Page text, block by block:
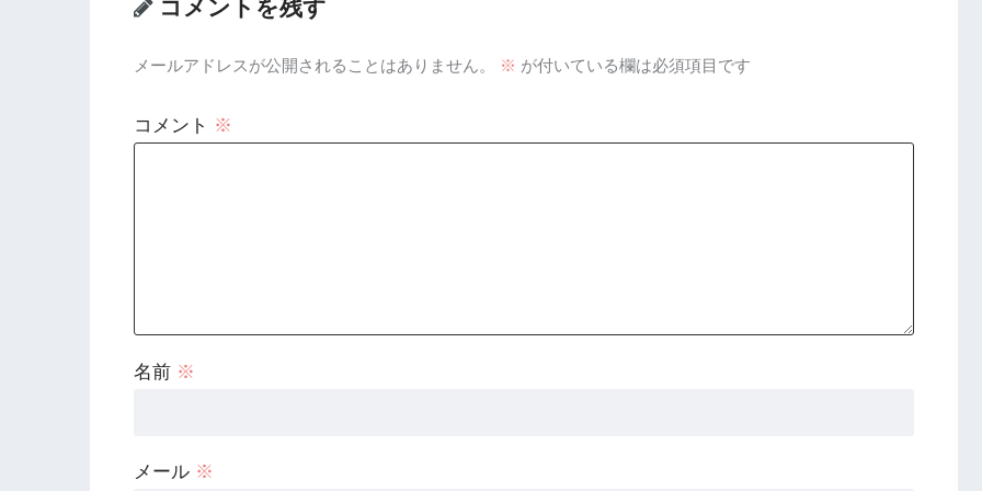
コメントを残す
メールアドレスが公開されることはありません。 ※ が付いている欄は必須項目です
コメント ※
名前 ※
メール ※